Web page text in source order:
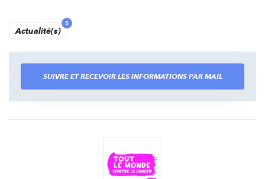
Actualité(s)
5
SUIVRE ET RECEVOIR LES INFORMATIONS PAR MAIL